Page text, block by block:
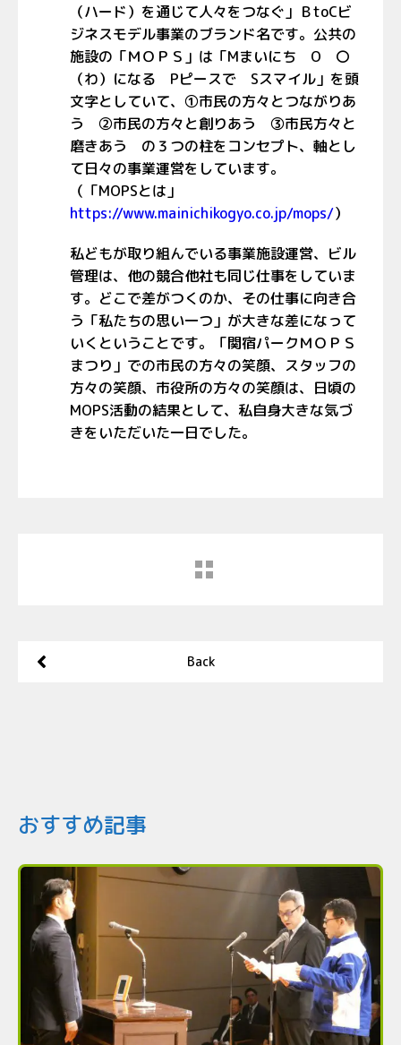
（ハード）を通じて人々をつなぐ」ＢtoCビ
ジネスモデル事業のブランド名です。公共の
施設の「ＭＯＰＳ」は「Mまいにち O 〇
（わ）になる Pピースで Sスマイル」を頭
文字としていて、 ①市民の方々とつながりあ
う ②市民の方々と創りあう ③市民方々と
磨きあう の３つの柱をコンセプト、軸とし
て日々の事業運営をしています。
（「MOPSとは」
https://www.mainichikogyo.co.jp/mops/）
私どもが取り組んでいる事業施設運営、ビル
管理は、他の競合他社も同じ仕事をしていま
す。どこで差がつくのか、その仕事に向き合
う「私たちの思い一つ」が大きな差になって
いくということです。「関宿パークＭＯＰＳ
まつり」での市民の方々の笑顔、スタッフの
方々の笑顔、市役所の方々の笑顔は、日頃の
MOPS活動の結果として、私自身大きな気づ
きをいただいた一日でした。
Back
おすすめ記事